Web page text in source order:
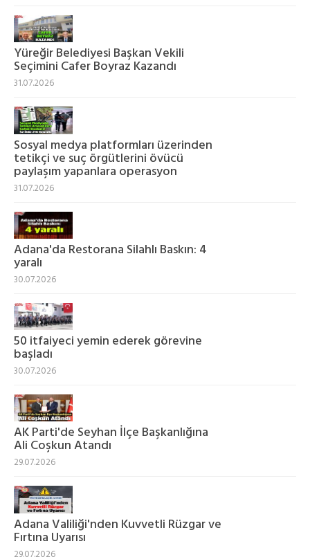
Yüreğir Belediyesi Başkan Vekili
Seçimini Cafer Boyraz Kazandı
31.07.2026
Sosyal medya platformları üzerinden
tetikçi ve suç örgütlerini övücü
paylaşım yapanlara operasyon
31.07.2026
Adana'da Restorana Silahlı Baskın: 4
yaralı
30.07.2026
50 itfaiyeci yemin ederek görevine
başladı
30.07.2026
AK Parti'de Seyhan İlçe Başkanlığına
Ali Coşkun Atandı
29.07.2026
Adana Valiliği'nden Kuvvetli Rüzgar ve
Fırtına Uyarısı